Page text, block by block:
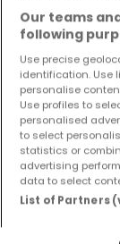
Our teams
following
Use precise
identification. Use
personalise
Use profiles to
personalised
to select
statistics or
advertising
data to select
List of Partners